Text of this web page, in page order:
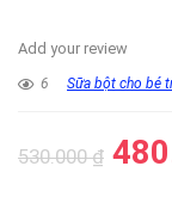
Add your review
6 Sữa bột cho bé
530.000₫